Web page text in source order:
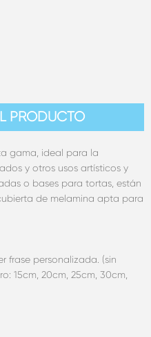
PRODUCTO
gama, ideal para la
y otros usos artísticos y
o bases para tortas, están
de melamina apta para
frase personalizada. (sin
15cm, 20cm, 25cm, 30cm,